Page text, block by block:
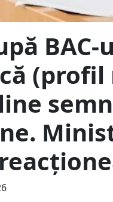
BAC-
(profil